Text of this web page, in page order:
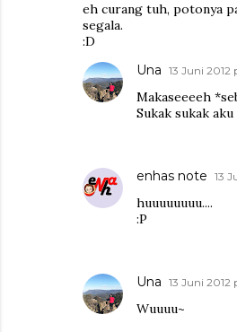
eh curang tuh, potonya
segala.
:D
Una 13 Juni 2012
Makaseeeeh
Sukak sukak
enhas note 13
huuuuuuuu....
:P
Una 13 Juni 2012
Wuuuu~